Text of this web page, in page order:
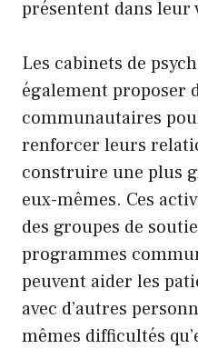
présentent dans leur
Les cabinets de
également proposer
communautaires
renforcer leurs
construire une plus
eux-mêmes. Ces
des groupes de
programmes
peuvent aider les
avec d’autres
mêmes difficultés